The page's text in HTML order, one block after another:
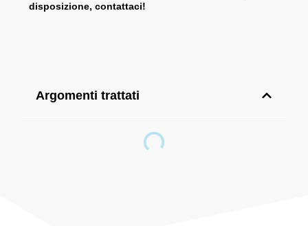
disposizione, contattaci!
Argomenti trattati